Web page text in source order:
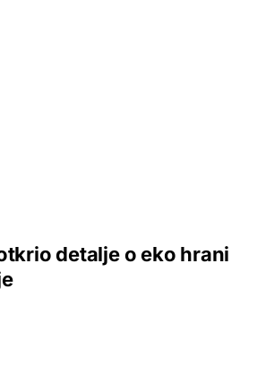
detalje o eko hrani